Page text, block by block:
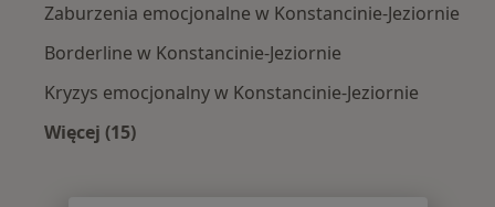
Zaburzenia emocjonalne w Konstancinie-Jeziornie
Borderline w Konstancinie-Jeziornie
Kryzys emocjonalny w Konstancinie-Jeziornie
Więcej (15)